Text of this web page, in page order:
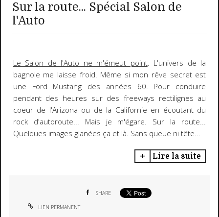
Sur la route... Spécial Salon de
l'Auto
Le Salon de l'Auto ne m'émeut point. L'univers de la
bagnole me laisse froid. Même si mon rêve secret est
une Ford Mustang des années 60. Pour conduire
pendant des heures sur des freeways rectilignes au
coeur de l'Arizona ou de la Californie en écoutant du
rock d'autoroute... Mais je m'égare. Sur la route...
Quelques images glanées ça et là. Sans queue ni tête...
Lire la suite
SHARE
LIEN PERMANENT